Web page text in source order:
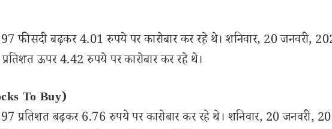
फीसदी बढ़कर 4.01 रुपये पर कारोबार कर रहे थे। शनिवार, 20 जनवरी,
ऊपर 4.42 रुपये पर कारोबार कर रहे थे।
To Buy)
प्रतिशत बढ़कर 6.76 रुपये पर कारोबार कर रहे थे। शनिवार, 20 जनवरी,